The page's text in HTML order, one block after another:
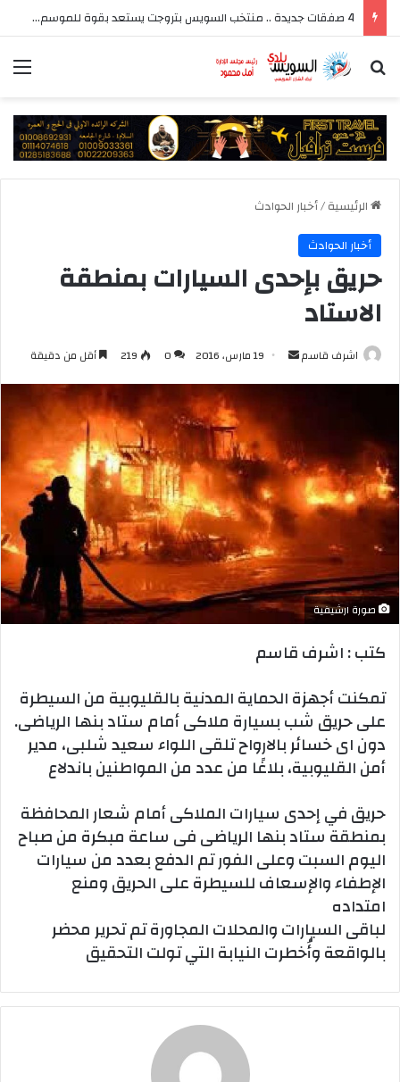
4 صفقات جديدة .. منتخب السويس بتروجت يستعد بقوة للموسم الجديد بقيادة سيد عيد
بحث عن
الرئيسية/أخبار الحوادث
أخبار الحوادث
حريق بإحدى السيارات بمنطقة
الاستاد
اشرف قاسم
أرسل
إلكترونيا
19 مارس، 2016 0
219 أقل من دقيقة
صورة ارشيفية
كتب : اشرف قاسم
تمكنت أجهزة الحماية المدنية بالقليوبية من السيطرة
على حريق شب بسيارة ملاكى أمام ستاد بنها الرياضى.
دون اى خسائر بالارواح تلقى اللواء سعيد شلبى، مدير
أمن القليوبية، بلاغًا من عدد من المواطنين باندلاع
حريق في إحدى سيارات الملاكى أمام شعار المحافظة
بمنطقة ستاد بنها الرياضى فى ساعة مبكرة من صباح
اليوم السبت وعلى الفور تم الدفع بعدد من سيارات
الإطفاء والإسعاف للسيطرة على الحريق ومنع
امتداده
لباقى السيارات والمحلات المجاورة تم تحرير محضر
بالواقعة وأُخطرت النيابة التي تولت التحقيق